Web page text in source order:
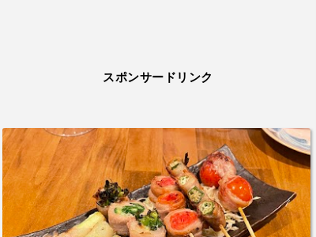
スポンサードリンク